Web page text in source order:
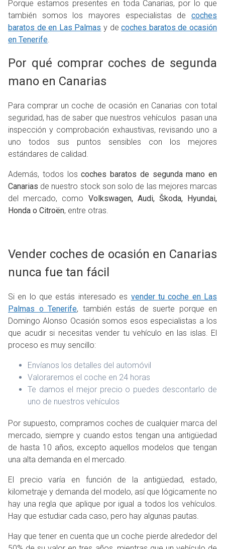
Porque estamos presentes en toda Canarias, por lo que
también somos los mayores especialistas de coches
baratos de en Las Palmas y decoches baratos de ocasión
en Tenerife
Por qué comprar coches de segunda
mano en Canarias
Para comprar un coche de ocasión en Canarias con total
seguridad, has de saber que nuestros vehículos pasan una
inspección y comprobación exhaustivas, revisando uno a
uno todos sus puntos sensibles con los mejores
estándares de calidad.
Además, todos loscoches baratos de segunda mano en
Canarias de nuestro stock son solo de las mejores marcas
del mercado, como Volkswagen, Audi, Škoda, Hyundai,
Honda o Citroën, entre otras.
Vender coches de ocasión en Canarias
nunca fue tan fácil
Si en lo que estás interesado es vender tu coche en Las
Palmas o Tenerife, también estás de suerte porque en
Domingo Alonso Ocasión somos esos especialistas a los
que acudir si necesitas vender tu vehículo en las islas. El
proceso es muy sencillo:
Envíanos los detalles del automóvil
Valoraremos el coche en 24 horas
Te damos el mejor precio o puedes descontarlo de
uno de nuestros vehículos
Por supuesto, compramos coches de cualquier marca del
mercado, siempre y cuando estos tengan una antigüedad
de hasta 10 años, excepto aquellos modelos que tengan
una alta demanda en el mercado.
El precio varía en función de la antigüedad, estado,
kilometraje y demanda del modelo, así que lógicamente no
hay una regla que aplique por igual a todos los vehículos.
Hay que estudiar cada caso, pero hay algunas pautas.
Hay que tener en cuenta que un coche pierde alrededor del